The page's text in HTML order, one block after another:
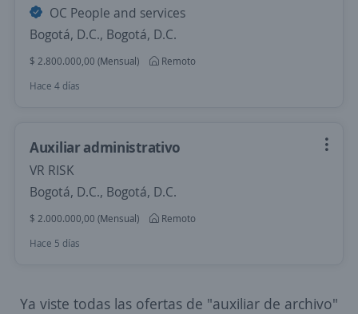
OC People and services
Bogotá, D.C., Bogotá, D.C.
$ 2.800.000,00 (Mensual)
Remoto
Hace 4 días
Auxiliar administrativo
VR RISK
Bogotá, D.C., Bogotá, D.C.
$ 2.000.000,00 (Mensual)
Remoto
Hace 5 días
Ya viste todas las ofertas de "auxiliar de archivo"